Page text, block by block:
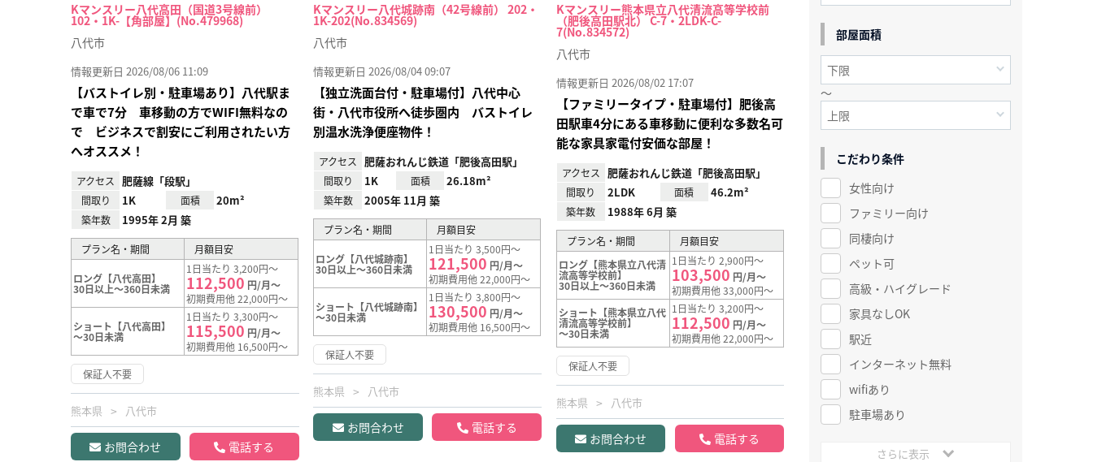
Kマンスリー八代高田（国道3号線前）
102・1K-【角部屋】(No.479968)
八代市
情報更新日 2026/08/06 11:09
【バストイレ別・駐車場あり】八代駅ま
で車で7分 車移動の方でWIFI無料なの
で ビジネスで割安にご利用されたい方
へオススメ！
アクセス 肥薩線「段駅」
間取り 1K 面積 20m²
築年数 1995年 2月 築
プラン名・期間 月額目安
ロング【八代高田】
30日以上～360日未満
1日当たり 3,200円～
112,500 円/月～
初期費用他 22,000円～
ショート【八代高田】
～30日未満
1日当たり 3,300円～
115,500 円/月～
初期費用他 16,500円～
保証人不要
熊本県 八代市
お問合わせ 電話する
Kマンスリー八代城跡南（42号線前） 202・
1K-202(No.834569)
八代市
情報更新日 2026/08/04 09:07
【独立洗面台付・駐車場付】八代中心
街・八代市役所へ徒歩圏内 バストイレ
別温水洗浄便座物件！
アクセス 肥薩おれんじ鉄道「肥後高田駅」
間取り 1K 面積 26.18m²
築年数 2005年 11月 築
プラン名・期間 月額目安
ロング【八代城跡南】
30日以上～360日未満
1日当たり 3,500円～
121,500 円/月～
初期費用他 22,000円～
ショート【八代城跡南】
～30日未満
1日当たり 3,800円～
130,500 円/月～
初期費用他 16,500円～
保証人不要
熊本県 八代市
お問合わせ 電話する
Kマンスリー熊本県立八代清流高等学校前
（肥後高田駅北） C-7・2LDK-C-
7(No.834572)
八代市
情報更新日 2026/08/02 17:07
【ファミリータイプ・駐車場付】肥後高
田駅車4分にある車移動に便利な多数名可
能な家具家電付安価な部屋！
アクセス 肥薩おれんじ鉄道「肥後高田駅」
間取り 2LDK 面積 46.2m²
築年数 1988年 6月 築
プラン名・期間
月額目安
ロング【熊本県立八代清
流高等学校前】
30日以上～360日未満
1日当たり 2,900円～
103,500 円/月～
初期費用他 33,000円～
ショート【熊本県立八代
清流高等学校前】
～30日未満
1日当たり 3,200円～
112,500 円/月～
初期費用他 22,000円～
保証人不要
熊本県 八代市
お問合わせ 電話する
部屋面積
～
こだわり条件
女性向け
ファミリー向け
同棲向け
ペット可
高級・ハイグレード
家具なしOK
駅近
インターネット無料
wifiあり
駐車場あり
さらに表示